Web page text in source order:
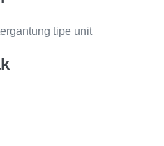
tipe unit